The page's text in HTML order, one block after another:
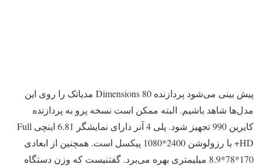
پیش بینی می‌شود پردازنده Dimensions 80 مدیاتک را روی این
مدل‌ها شاهد باشیم. البته ممکن است نسخه پرو به پردازنده
کایرین 990 تجهیز شود. پلی 4 آنر دارای نمایشگر 6.81 اینچی Full
HD+ با رزولوشن 2400*1080 پیکسل است. همچنین از ابعادی
170*78*8.9 میلیمتری بهره می‌برد. گفتنیست که وزن دستگاه